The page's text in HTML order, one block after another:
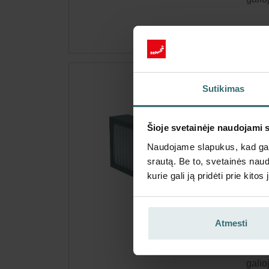
Sutikimas
Šioje svetainėje naudojami
Naudojame slapukus, kad
srautą. Be to, svetainės
kurie gali ją pridėti prie kitos
Atmesti
Šis